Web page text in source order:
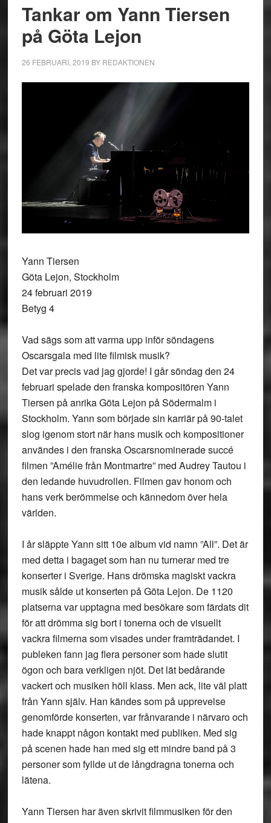
Tankar om Yann Tiersen
på Göta Lejon
26 FEBRUARI, 2019 BY REDAKTIONEN
Yann Tiersen
Göta Lejon, Stockholm
24 februari 2019
Betyg 4
Vad sägs som att varma upp inför söndagens
Oscarsgala med lite filmisk musik?
Det var precis vad jag gjorde! I går söndag den 24
februari spelade den franska kompositören Yann
Tiersen på anrika Göta Lejon på Södermalm i
Stockholm. Yann som började sin karriär på 90-talet
slog igenom stort när hans musik och kompositioner
användes i den franska Oscarsnominerade succé
filmen ”Amélie från Montmartre” med Audrey Tautou i
den ledande huvudrollen. Filmen gav honom och
hans verk berömmelse och kännedom över hela
världen.
I år släppte Yann sitt 10e album vid namn ”All”. Det är
med detta i bagaget som han nu turnerar med tre
konserter i Sverige. Hans drömska magiskt vackra
musik sålde ut konserten på Göta Lejon. De 1120
platserna var upptagna med besökare som färdats dit
för att drömma sig bort i tonerna och de visuellt
vackra filmerna som visades under framträdandet. I
publeken fann jag flera personer som hade slutit
ögon och bara verkligen njöt. Det lät bedårande
vackert och musiken höll klass. Men ack, lite väl platt
från Yann själv. Han kändes som på upprevelse
genomförde konserten, var frånvarande i närvaro och
hade knappt någon kontakt med publiken. Med sig
på scenen hade han med sig ett mindre band på 3
personer som fyllde ut de långdragna tonerna och
lätena.
Yann Tiersen har även skrivit filmmusiken för den